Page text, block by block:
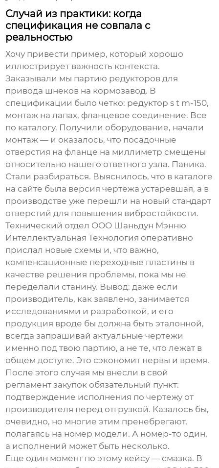
Случай из практики: когда
спецификация не совпала с
реальностью
Хочу привести пример, который хорошо
иллюстрирует важность контекста.
Заказывали мы партию редукторов для
привода шнеков на кормозавод. В
спецификации было четко: редуктор s t m-150,
монтаж на лапах, фланцевое соединение. Все
по каталогу. Получили оборудование, начали
монтаж — и оказалось, что посадочные
отверстия на фланце на миллиметр смещены
относительно нашего ответного узла. Паника.
Стали разбираться. Выяснилось, что в каталоге
на сайте была версия чертежа устаревшая, а в
производстве уже перешли на новый стандарт
отверстий для повышения вибростойкости.
Технический отдел ООО Шаньдун Мэнню
Интеллектуальная Технология оперативно
прислал новые схемы и, что важно,
компенсационные переходные пластины в
качестве решения проблемы, пока мы не
переделали станину. Вывод: даже если
производитель, как заявлено, занимается
исследованиями и разработкой, и его
продукция вроде бы должна быть эталонной,
всегда запрашивай актуальные чертежи
именно под твою партию, а не те, что лежат в
общем доступе. Это сэкономит нервы и время.
После этого случая мы внесли в свой
регламент закупок обязательный пункт:
подтверждение исполнения по чертежу от
производителя перед отгрузкой. Казалось бы,
очевидно, но многие этим пренебрегают,
полагаясь на номер модели. А номер-то один,
а исполнений может быть несколько.
Еще один момент по этому кейсу — смазка. В